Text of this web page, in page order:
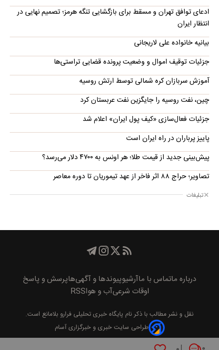
ادعای توافق تهران و مسقط برای بازگشایی تنگه هرمز؛ تصمیم نهایی در
انتظار ایران
بیانیه خانواده علی لاریجانی
جزئیات توقیف اموال و وضعیت پرونده قضایی تراستی‌ها
آموزش سربازان کره شمالی توسط ارتش روسیه
چین، نفت روسیه را جایگزین نفت عربستان کرد
جزئیات فعال‌سازی «کیف پول ایران» اعلام شد
پاییز پرباران در راه ایران است
پیش‌بینی جدید از قیمت طلا؛ هر اونس به ۴۷۰۰ دلار می‌رسد؟
تصاویر؛ حراج ۸۸ اثر فاخر از عهد تیموریان تا دوره معاصر
تبلیغات
درباره ماتماس با ماآرشیوپیوند‌ها و آگهی‌هاپرسش و پاسخ
اوقات شرعیآب و هواRSS
نقل و نشر مطالب با ذکر نام پايگاه خبری تحليلی فراروبلامانع است.
طراحی سایت خبری و خبرگزاری آسام